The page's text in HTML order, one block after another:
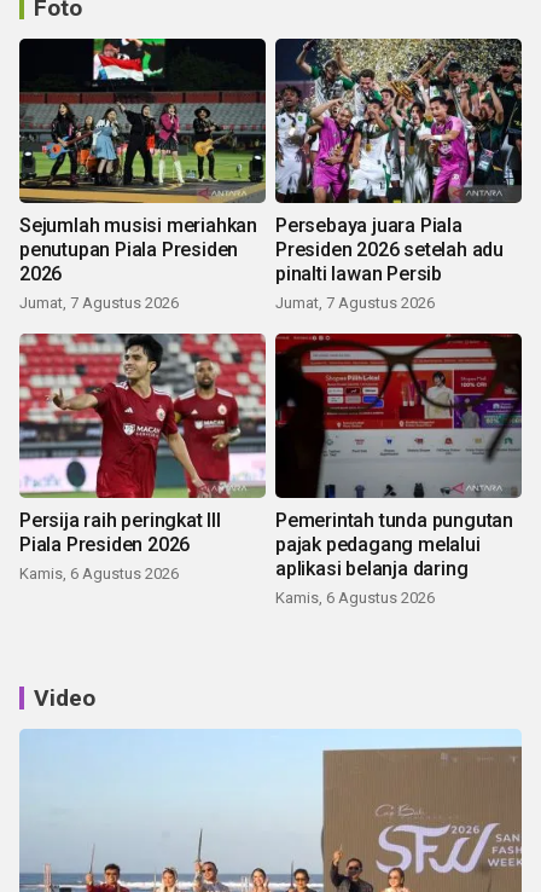
Foto
Sejumlah musisi meriahkan
penutupan Piala Presiden
2026
Jumat, 7 Agustus 2026
Persebaya juara Piala
Presiden 2026 setelah adu
pinalti lawan Persib
Jumat, 7 Agustus 2026
Persija raih peringkat III
Piala Presiden 2026
Kamis, 6 Agustus 2026
Pemerintah tunda pungutan
pajak pedagang melalui
aplikasi belanja daring
Kamis, 6 Agustus 2026
Video